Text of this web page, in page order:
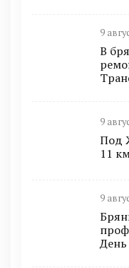
9
В
9
Под
11
9
День